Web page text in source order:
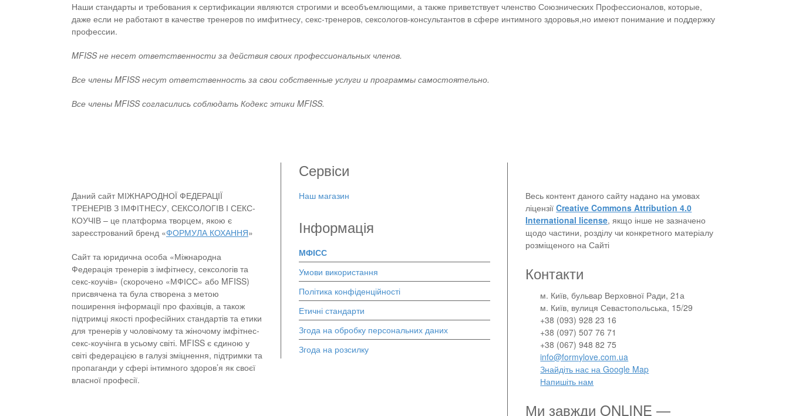
Наши стандарты и требования к сертификации являются строгими и всеобъемлющими, а также приветствует членство Союзнических Профессионалов, которые,
даже если не работают в качестве тренеров по имфитнесу, секс-тренеров, сексологов-консультантов в сфере интимного здоровья,но имеют понимание и поддержку
профессии.
MFISS не несет ответственности за действия своих профессиональных членов.
Все члены MFISS несут ответственность за свои собственные услуги и программы самостоятельно.
Все члены MFISS согласились соблюдать Кодекс этики MFISS.
Даний сайт МІЖНАРОДНОЇ ФЕДЕРАЦІЇ
ТРЕНЕРІВ З ІМФІТНЕСУ, СЕКСОЛОГІВ І СЕКС-
КОУЧІВ – це платформа творцем, якою є
зареєстрований бренд «ФОРМУЛА КОХАННЯ»
Сайт та юридична особа «Міжнародна
Федерація тренерів з імфітнесу, сексологів та
секс-коучів» (скорочено «МФІСС» або MFISS)
присвячена та була створена з метою
поширення інформації про фахівців, а також
підтримці якості професійних стандартів та етики
для тренерів у чоловічому та жіночому імфітнес-
секс-коучінга в усьому світі. MFISS є єдиною у
світі федерацією в галузі зміцнення, підтримки та
пропаганди у сфері інтимного здоров’я як своєї
власної професії.
Сервіси
Наш магазин
Інформація
МФІСС
Умови використання
Політика конфіденційності
Етичні стандарти
Згода на обробку персональних даних
Згода на розсилку
Весь контент даного сайту надано на умовах
ліцензіїCreative Commons Attribution 4.0
International license, якщо інше не зазначено
щодо частини, розділу чи конкретного матеріалу
розміщеного на Сайті
Контакти
м. Київ, бульвар Верховної Ради, 21а
м. Київ, вулиця Севастопольська, 15/29
+38 (093) 928 23 16
+38 (097) 507 76 71
+38 (067) 948 82 75
info@formylove.com.ua
Знайдіть нас на Google Map
Напишіть нам
Ми завжди ONLINE —